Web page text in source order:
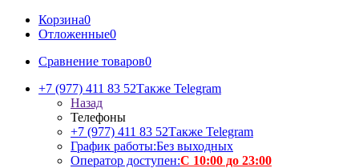
Корзина0
Отложенные0
Сравнение товаров0
+7 (977) 411 83 52Также Telegram
Назад
Телефоны
+7 (977) 411 83 52Также Telegram
График работы:Без выходных
Оператор доступен:С 10:00 до 23:00